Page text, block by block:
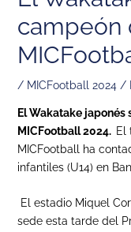
campeón
/ MICFootball 2024/
El Wakatake
MICFootball 2024. El
MICFootball ha
infantiles (U14) en
El estadio Miquel
sede esta tarde del